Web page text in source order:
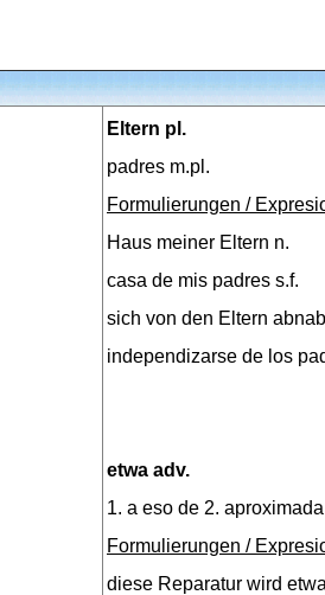
Eltern pl.
padres m.pl.
Formulierungen /
Haus meiner Eltern n.
casa de mis padres s.f.
sich von den Eltern
independizarse de los
etwa adv.
1. a eso de 2.
Formulierungen /
diese Reparatur wird